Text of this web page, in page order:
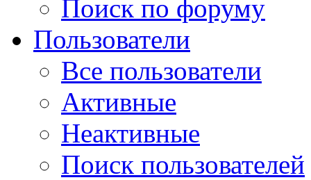
Поиск по форуму
Пользователи
Все пользователи
Активные
Неактивные
Поиск пользователей